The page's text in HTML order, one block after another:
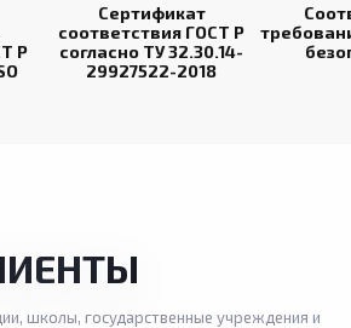
Р
Сертификат
соответствия ГОСТ Р
согласно ТУ 32.30.14-
29927522-2018
школы, государственные учреждения и